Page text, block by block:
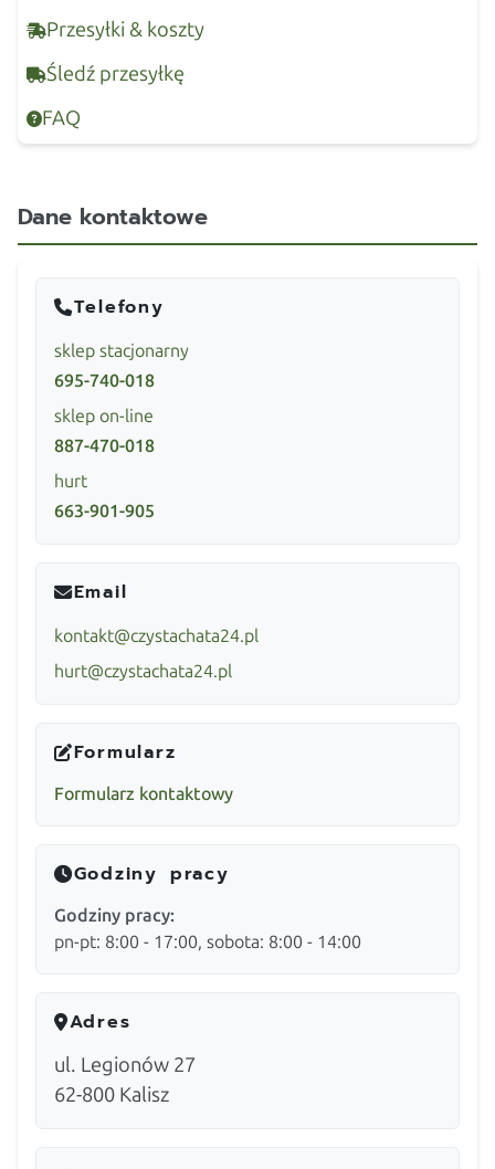
Przesyłki & koszty
Śledź przesyłkę
FAQ
Dane kontaktowe
Telefony
sklep stacjonarny
695-740-018
sklep on-line
887-470-018
hurt
663-901-905
Email
kontakt@czystachata24.pl
hurt@czystachata24.pl
Formularz
Formularz kontaktowy
Godziny pracy
Godziny pracy:
pn-pt: 8:00 - 17:00, sobota: 8:00 - 14:00
Adres
ul. Legionów 27
62-800 Kalisz